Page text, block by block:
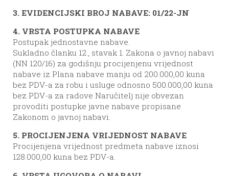
3. EVIDENCIJSKI BROJ NABAVE: 01/22-JN
4. VRSTA POSTUPKA NABAVE
Postupak jednostavne nabave.
Sukladno članku 12., stavak 1. Zakona o javnoj nabavi
(NN 120/16) za godišnju procijenjenu vrijednost
nabave iz Plana nabave manju od 200.000,00 kuna
bez PDV-a za robu i usluge odnosno 500.000,00 kuna
bez PDV-a za radove Naručitelj nije obvezan
provoditi postupke javne nabave propisane
Zakonom o javnoj nabavi.
5. PROCIJENJENA VRIJEDNOST NABAVE
Procijenjena vrijednost predmeta nabave iznosi
128.000,00 kuna bez PDV-a.